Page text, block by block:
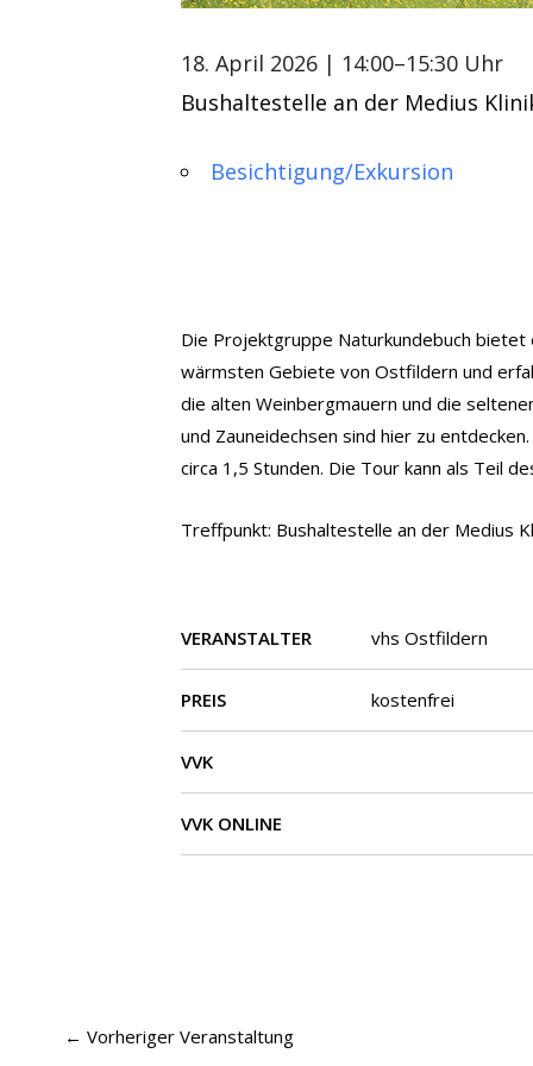
18. April 2026 | 14:00–15:30 Uhr
Bushaltestelle an der Medius
Besichtigung/Exkursion
Die Projektgruppe Naturkundebuch bietet
wärmsten Gebiete von Ostfildern und
die alten Weinbergmauern und die
und Zauneidechsen sind hier zu
circa 1,5 Stunden. Die Tour kann als Teil
Treffpunkt: Bushaltestelle an der Medius
VERANSTALTER vhs Ostfildern
PREIS kostenfrei
VVK
VVK ONLINE
← Vorheriger Veranstaltung